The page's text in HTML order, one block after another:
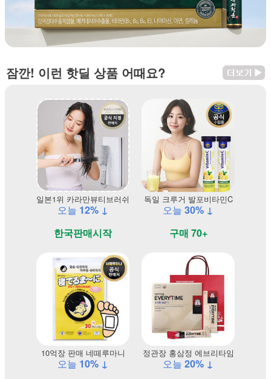
잠깐! 이런 핫딜 상품 어때요?
일본1위 카라만뷰티브러쉬
오늘 12% ↓
한국판매시작
독일 크루거 발포비타민C
오늘 30% ↓
구매 70+
10억장 판매 네떼루마니
오늘 10% ↓
정관장 홍삼정 에브리타임
오늘 20% ↓